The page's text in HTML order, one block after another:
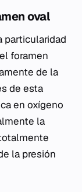
oval
particularidad
foramen
de la
de esta
en oxígeno
la
la presión